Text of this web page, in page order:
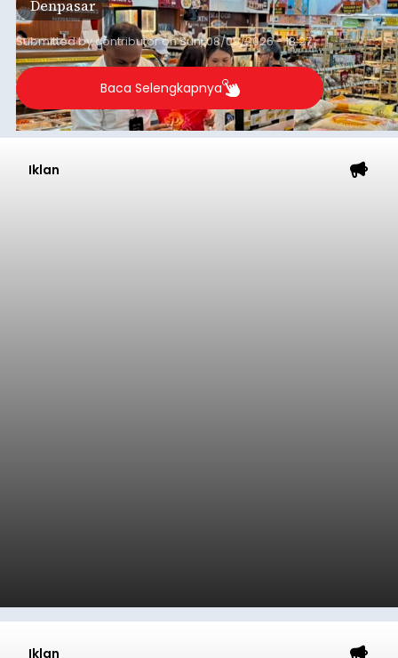
kebutuhan masyarakat hingga sekitar 10 bulan.
Denpasar
Submitted bycontributoronSun, 08/09/2026 - 18:27
Baca Selengkapnya
Iklan
Iklan